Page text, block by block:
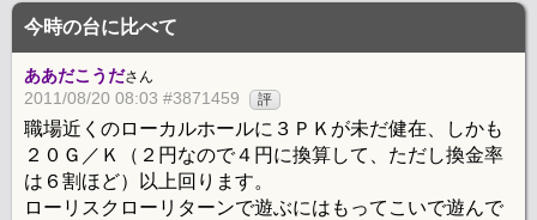
今時の台に比べて
ああだこうださん
2011/08/20 08:03 #3871459 評
職場近くのローカルホールに３ＰＫが未だ健在、しかも
２０Ｇ／Ｋ（２円なので４円に換算して、ただし換金率
は６割ほど）以上回ります。
ローリスクローリターンで遊ぶにはもってこいで遊んで